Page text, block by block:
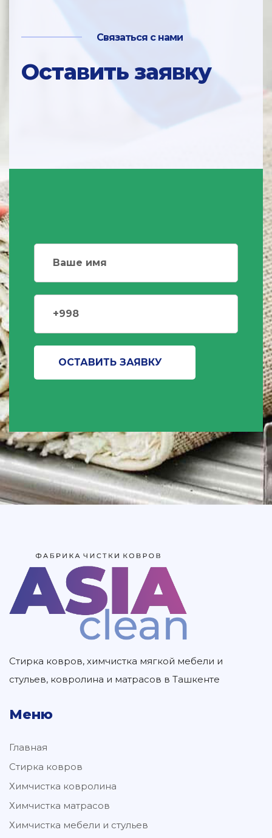
Связаться с нами
Оставить заявку
Стирка ковров, химчистка мягкой мебели и
стульев, ковролина и матрасов в Ташкенте
Меню
Главная
Стирка ковров
Химчистка ковролина
Химчистка матрасов
Химчистка мебели и стульев